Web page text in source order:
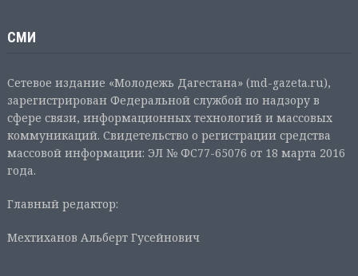
СМИ
Сетевое издание «Молодежь Дагестана» (md-gazeta.ru),
зарегистрирован Федеральной службой по надзору в
сфере связи, информационных технологий и массовых
коммуникаций. Свидетельство о регистрации средства
массовой информации: ЭЛ № ФС77-65076 от 18 марта 2016
года.
Главный редактор:
Мехтиханов Альберт Гусейнович